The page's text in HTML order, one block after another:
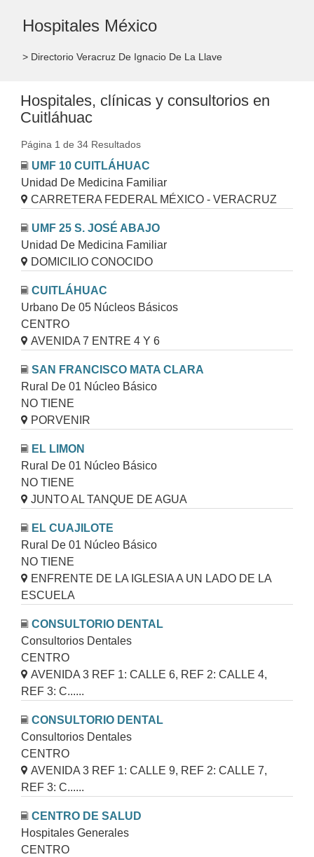
Hospitales México
> Directorio Veracruz De Ignacio De La Llave
Hospitales, clínicas y consultorios en
Cuitláhuac
Página 1 de 34 Resultados
UMF 10 CUITLÁHUAC
Unidad De Medicina Familiar
CARRETERA FEDERAL MÉXICO - VERACRUZ
UMF 25 S. JOSÉ ABAJO
Unidad De Medicina Familiar
DOMICILIO CONOCIDO
CUITLÁHUAC
Urbano De 05 Núcleos Básicos
CENTRO
AVENIDA 7 ENTRE 4 Y 6
SAN FRANCISCO MATA CLARA
Rural De 01 Núcleo Básico
NO TIENE
PORVENIR
EL LIMON
Rural De 01 Núcleo Básico
NO TIENE
JUNTO AL TANQUE DE AGUA
EL CUAJILOTE
Rural De 01 Núcleo Básico
NO TIENE
ENFRENTE DE LA IGLESIA A UN LADO DE LA
ESCUELA
CONSULTORIO DENTAL
Consultorios Dentales
CENTRO
AVENIDA 3 REF 1: CALLE 6, REF 2: CALLE 4,
REF 3: C......
CONSULTORIO DENTAL
Consultorios Dentales
CENTRO
AVENIDA 3 REF 1: CALLE 9, REF 2: CALLE 7,
REF 3: C......
CENTRO DE SALUD
Hospitales Generales
CENTRO